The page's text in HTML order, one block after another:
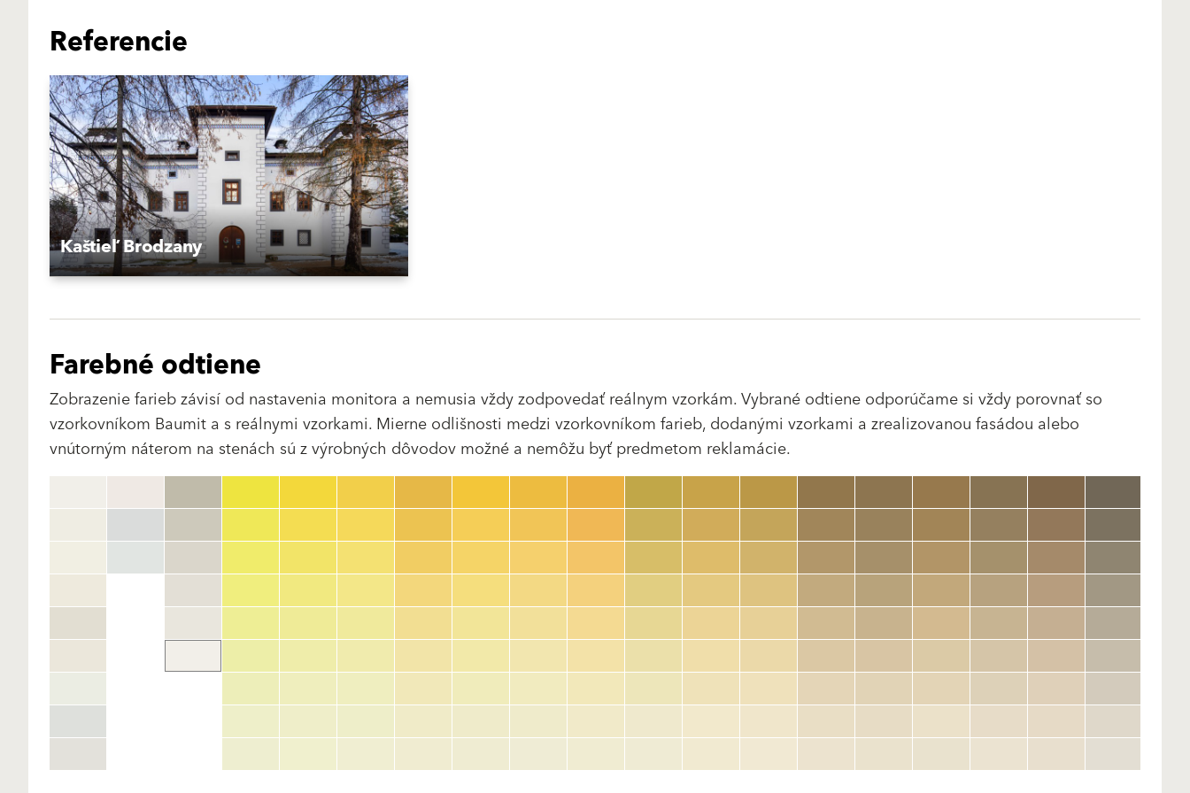
Referencie
Kaštieľ Brodzany
Farebné odtiene
Zobrazenie farieb závisí od nastavenia monitora a nemusia vždy zodpovedať reálnym vzorkám. Vybrané odtiene odporúčame si vždy porovnať so
vzorkovníkom Baumit a s reálnymi vzorkami. Mierne odlišnosti medzi vzorkovníkom farieb, dodanými vzorkami a zrealizovanou fasádou alebo
vnútorným náterom na stenách sú z výrobných dôvodov možné a nemôžu byť predmetom reklamácie.
clear
color_name
HEX:hex_code
HBW:hbw_code